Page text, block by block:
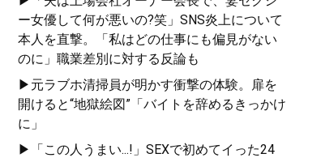
ー女優して何が悪いの?笑」SNS炎上について
本人を直撃。「私はどの仕事にも偏見がない
のに」職業差別に対する反論も
▶元ラブホ清掃員が明かす衝撃の体験。扉を
開けると“地獄絵図”「バイトを辞めるきっかけ
に」
▶「この人うまい...!」SEXで初めてイった24